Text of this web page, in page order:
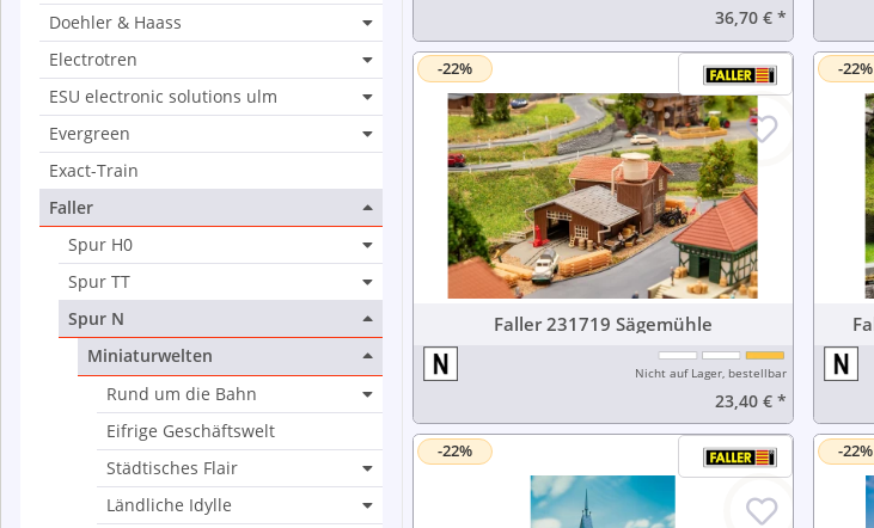
36,70 €*
-22%
Faller 231719 Sägemühle
Nicht auf Lager, bestellbar
23,40 €*
-22%
-22% -22%
Doehler & Haass
Electrotren
ESU electronic solutions ulm
Evergreen
Exact-Train
Faller
Spur H0
Spur TT
Spur N
Miniaturwelten
Rund um die Bahn
Eifrige Geschäftswelt
Städtisches Flair
Ländliche Idylle